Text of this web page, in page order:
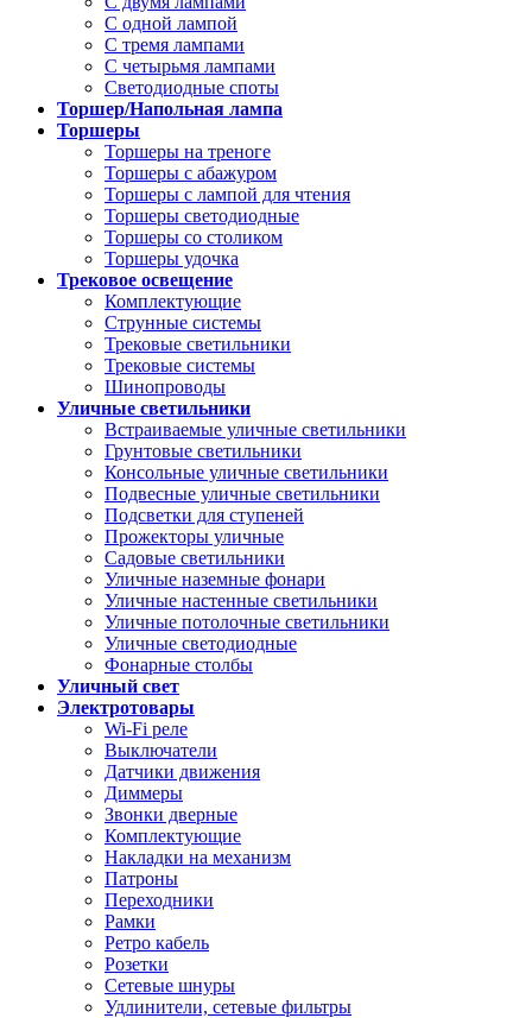
С одной лампой
С тремя лампами
С четырьмя лампами
Светодиодные споты
Торшер/Напольная лампа
Торшеры
Торшеры на треноге
Торшеры с абажуром
Торшеры с лампой для чтения
Торшеры светодиодные
Торшеры со столиком
Торшеры удочка
Трековое освещение
Комплектующие
Струнные системы
Трековые светильники
Трековые системы
Шинопроводы
Уличные светильники
Встраиваемые уличные светильники
Грунтовые светильники
Консольные уличные светильники
Подвесные уличные светильники
Подсветки для ступеней
Прожекторы уличные
Садовые светильники
Уличные наземные фонари
Уличные настенные светильники
Уличные потолочные светильники
Уличные светодиодные
Фонарные столбы
Уличный свет
Электротовары
Wi-Fi реле
Выключатели
Датчики движения
Диммеры
Звонки дверные
Комплектующие
Накладки на механизм
Патроны
Переходники
Рамки
Ретро кабель
Розетки
Сетевые шнуры
Удлинители, сетевые фильтры